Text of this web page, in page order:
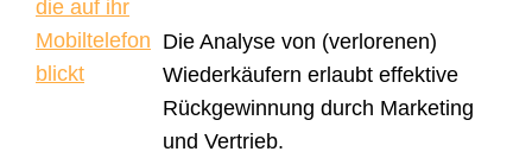
Die Analyse von (verlorenen)
Wiederkäufern erlaubt effektive
Rückgewinnung durch Marketing
und Vertrieb.